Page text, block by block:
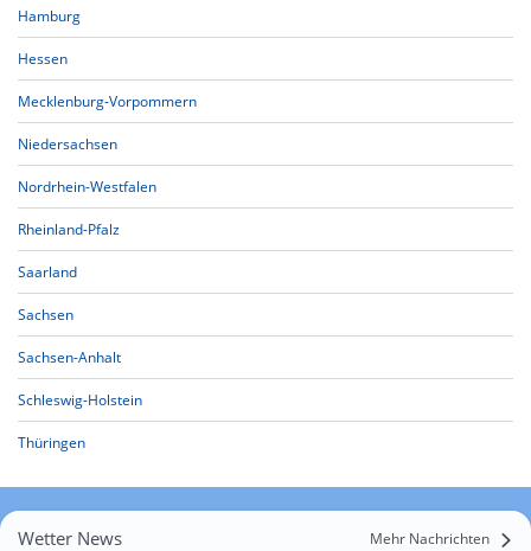
Hamburg
Hessen
Mecklenburg-Vorpommern
Niedersachsen
Nordrhein-Westfalen
Rheinland-Pfalz
Saarland
Sachsen
Sachsen-Anhalt
Schleswig-Holstein
Thüringen
Wetter News Mehr Nachrichten